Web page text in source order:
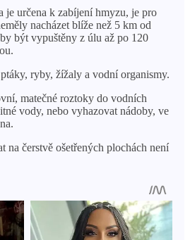
je určena k zabíjení hmyzu, je pro
nacházet blíže než 5 km od
být vypuštěny z úlu až po 120
ryby, žížaly a vodní organismy.
matečné roztoky do vodních
vody, nebo vyhazovat nádoby, ve
na čerstvě ošetřených plochách není